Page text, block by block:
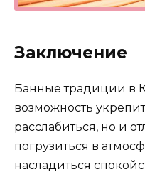
Заключение
Банные традиции в
возможность
расслабиться, но и
погрузиться в
насладиться